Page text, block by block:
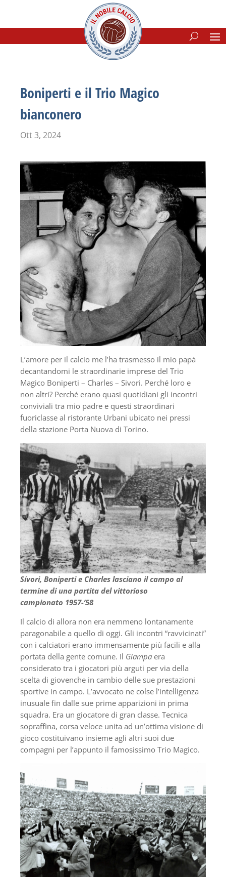
Boniperti e il Trio Magico
bianconero
Ott 3, 2024
L’amore per il calcio me l’ha trasmesso il mio papà
decantandomi le straordinarie imprese del Trio
Magico Boniperti – Charles – Sivori. Perché loro e
non altri? Perché erano quasi quotidiani gli incontri
conviviali tra mio padre e questi straordinari
fuoriclasse al ristorante Urbani ubicato nei pressi
della stazione Porta Nuova di Torino.
Sívori, Boniperti e Charles lasciano il campo al
termine di una partita del vittorioso
campionato 1957-’58
Il calcio di allora non era nemmeno lontanamente
paragonabile a quello di oggi. Gli incontri “ravvicinati”
con i calciatori erano immensamente più facili e alla
portata della gente comune. Il Giampa era
considerato tra i giocatori più arguti per via della
scelta di giovenche in cambio delle sue prestazioni
sportive in campo. L’avvocato ne colse l’intelligenza
inusuale fin dalle sue prime apparizioni in prima
squadra. Era un giocatore di gran classe. Tecnica
sopraffina, corsa veloce unita ad un’ottima visione di
gioco costituivano insieme agli altri suoi due
compagni per l’appunto il famosissimo Trio Magico.